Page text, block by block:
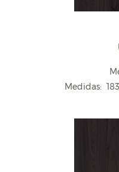
Medidas: